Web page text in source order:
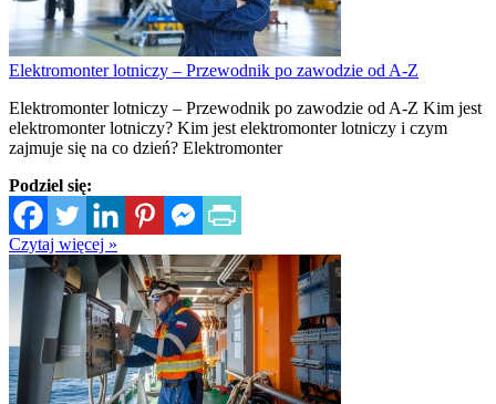
Elektromonter lotniczy – Przewodnik po zawodzie od A-Z
Elektromonter lotniczy – Przewodnik po zawodzie od A-Z Kim jest
elektromonter lotniczy? Kim jest elektromonter lotniczy i czym
zajmuje się na co dzień? Elektromonter
Podziel się:
Czytaj więcej »